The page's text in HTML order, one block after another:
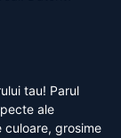
tau! Parul
ale
culoare, grosime